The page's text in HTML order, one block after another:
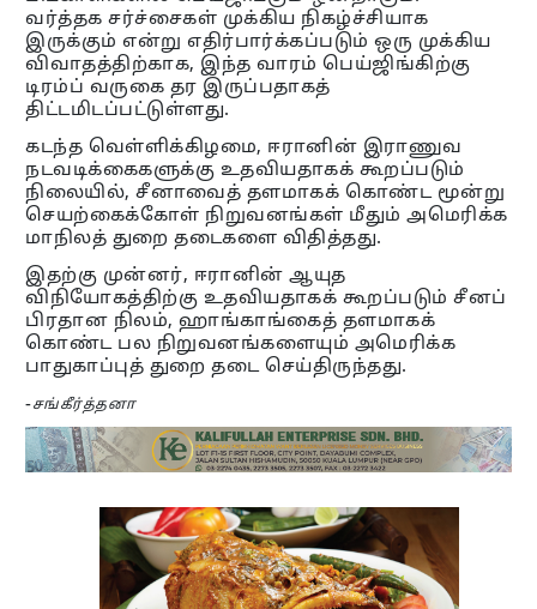
வர்த்தக சர்ச்சைகள் முக்கிய நிகழ்ச்சியாக
இருக்கும் என்று எதிர்பார்க்கப்படும் ஒரு முக்கிய
விவாதத்திற்காக, இந்த வாரம் பெய்ஜிங்கிற்கு
டிரம்ப் வருகை தர இருப்பதாகத்
திட்டமிடப்பட்டுள்ளது.
கடந்த வெள்ளிக்கிழமை, ஈரானின் இராணுவ
நடவடிக்கைகளுக்கு உதவியதாகக் கூறப்படும்
நிலையில், சீனாவைத் தளமாகக் கொண்ட மூன்று
செயற்கைக்கோள் நிறுவனங்கள் மீதும் அமெரிக்க
மாநிலத் துறை தடைகளை விதித்தது.
இதற்கு முன்னர், ஈரானின் ஆயுத
விநியோகத்திற்கு உதவியதாகக் கூறப்படும் சீனப்
பிரதான நிலம், ஹாங்காங்கைத் தளமாகக்
கொண்ட பல நிறுவனங்களையும் அமெரிக்க
பாதுகாப்புத் துறை தடை செய்திருந்தது.
-சங்கீர்த்தனா